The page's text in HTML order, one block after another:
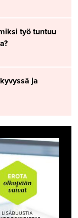
työ tuntuu
ja